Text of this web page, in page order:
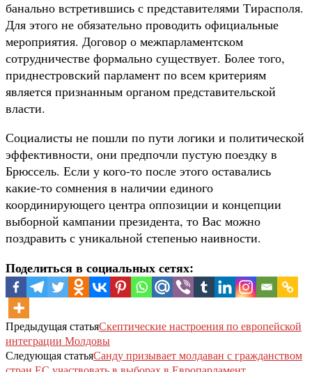
банально встретившись с представителями Тирасполя.
Для этого не обязательно проводить официальные
мероприятия. Договор о межпарламентском
сотрудничестве формально существует. Более того,
приднестровский парламент по всем критериям
является признанным органом представительской
власти.
Социалисты не пошли по пути логики и политической
эффективности, они предпочли пустую поездку в
Брюссель. Если у кого-то после этого оставались
какие-то сомнения в наличии единого
координирующего центра оппозиции и концепции
выборной кампании президента, то Вас можно
поздравить с уникальной степенью наивности.
Поделиться в социальных сетях:
Предыдущая статьяСкептические настроения по европейской
интеграции Молдовы
Следующая статьяСанду призывает молдаван с гражданством